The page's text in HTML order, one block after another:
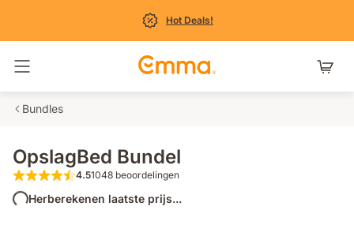
Hot Deals!
Navigatie in- en uitschakelen
Bundles
OpslagBed Bundel
4.5 van de 5 sterren 1048 beoordelingen
4.51048 beoordelingen
Herberekenen laatste prijs...